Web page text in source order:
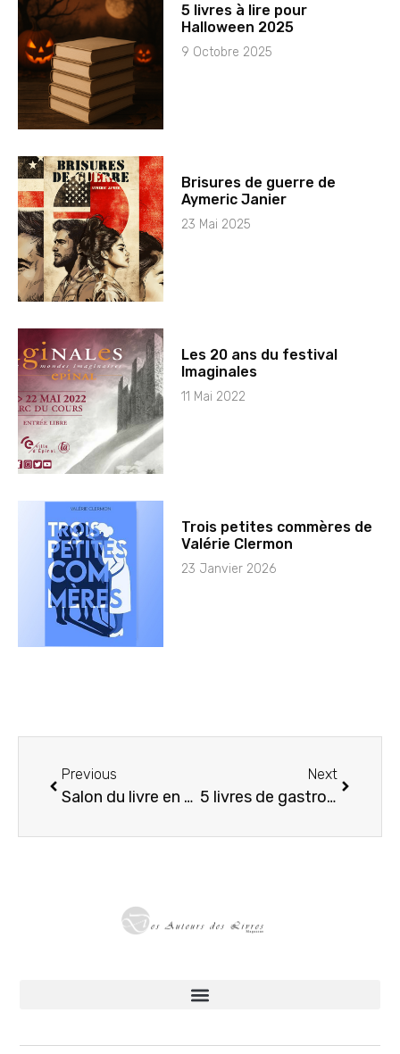
5 livres à lire pour
Halloween 2025
9 Octobre 2025
Brisures de guerre de
Aymeric Janier
23 Mai 2025
Les 20 ans du festival
Imaginales
11 Mai 2022
Trois petites commères de
Valérie Clermon
23 Janvier 2026
Previous
Salon du livre en mars 2026 : le calendrier des rendez-vous littéraires
Next
5 livres de gastronomie française à offrir ou à s’offrir